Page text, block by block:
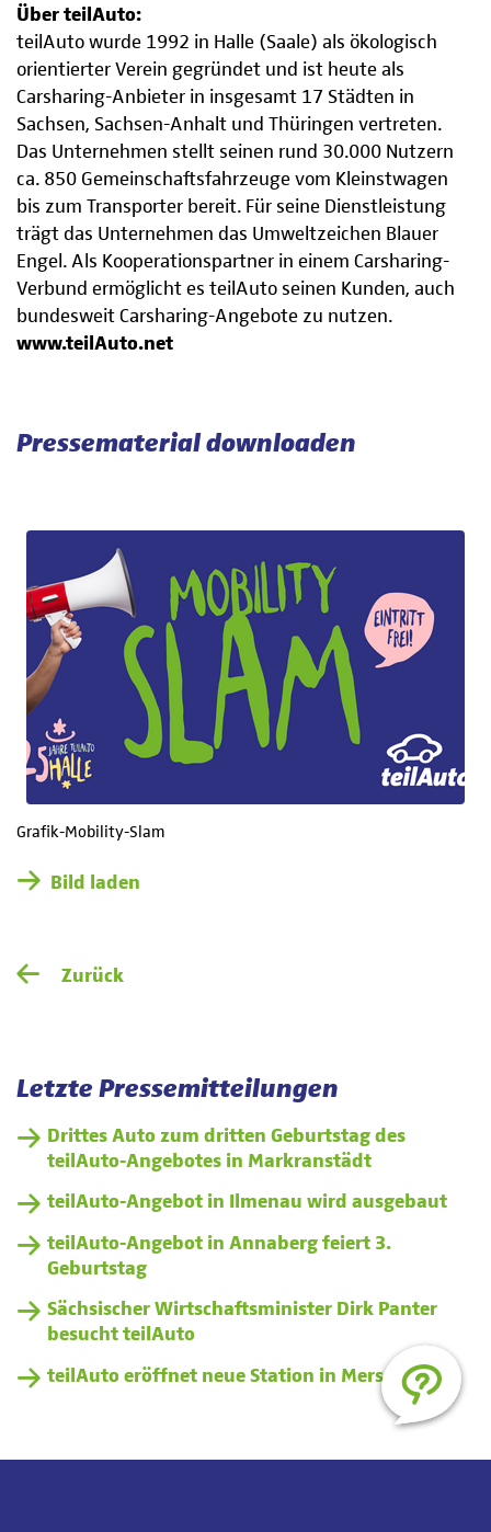
Über teilAuto:
teilAuto wurde 1992 in Halle (Saale) als ökologisch
orientierter Verein gegründet und ist heute als
Carsharing-Anbieter in insgesamt 17 Städten in
Sachsen, Sachsen-Anhalt und Thüringen vertreten.
Das Unternehmen stellt seinen rund 30.000 Nutzern
ca. 850 Gemeinschaftsfahrzeuge vom Kleinstwagen
bis zum Transporter bereit. Für seine Dienstleistung
trägt das Unternehmen das Umweltzeichen Blauer
Engel. Als Kooperationspartner in einem Carsharing-
Verbund ermöglicht es teilAuto seinen Kunden, auch
bundesweit Carsharing-Angebote zu nutzen.
www.teilAuto.net
Pressematerial downloaden
Grafik-Mobility-Slam
Bild laden
Zurück
Letzte Pressemitteilungen
Drittes Auto zum dritten Geburtstag des
teilAuto-Angebotes in Markranstädt
teilAuto-Angebot in Ilmenau wird ausgebaut
teilAuto-Angebot in Annaberg feiert 3.
Geburtstag
Sächsischer Wirtschaftsminister Dirk Panter
besucht teilAuto
teilAuto eröffnet neue Station in Merseburg